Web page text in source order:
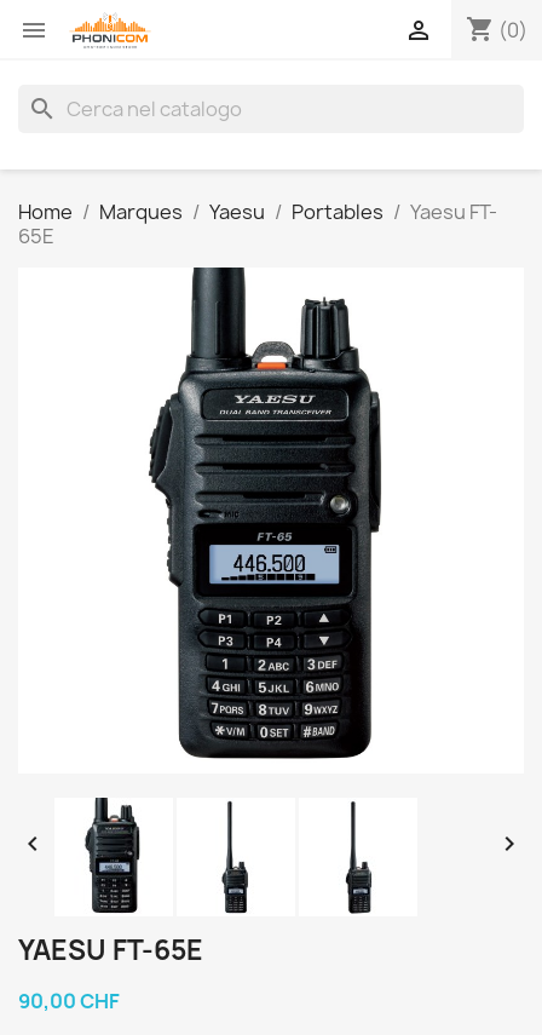
 shopping_cart (0)

search
Home Marques Yaesu Portables
Yaesu FT-
65E
 
YAESU FT-65E
90,00 CHF